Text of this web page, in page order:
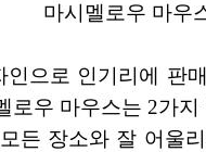
마시멜로우 마우
으로 인기리에 판
우 마우스는 2가
든 장소와 잘 어울